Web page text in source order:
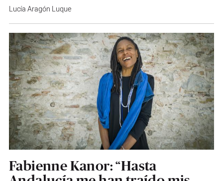
Lucía Aragón Luque
Fabienne Kanor: “Hasta